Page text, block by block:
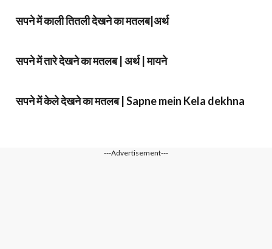
सपने में काली तितली देखने का मतलब|अर्थ
सपने में तारे देखने का मतलब | अर्थ | मायने
सपने में केले देखने का मतलब | Sapne mein Kela dekhna
---Advertisement---